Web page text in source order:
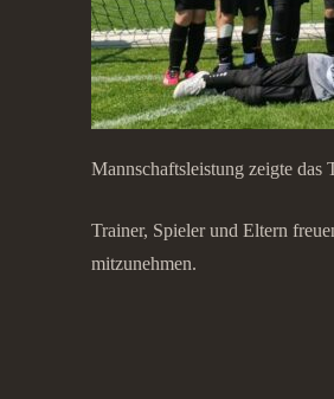
Mannschaftsleistung zeigte das
Trainer, Spieler und Eltern
mitzunehmen.